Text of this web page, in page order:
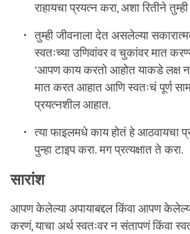
राहायचा प्रयत्न करा, अशा रितीने
तुम्ही जीवनाला देत असलेल्या
स्वतःच्या उणिवांवर व चुकांवर मात
‘आपण काय करतो आहोत याकडे लक्ष न
मात करत आहात आणि स्वतःचं पूर्ण
प्रयत्नशील आहात.
त्या फाइलमधे काय होतं हे आठवायचा
पुन्हा टाइप करा. मग प्रत्यक्षात ते करा.
सारांश
आपण केलेल्या अपायाबद्दल किंवा आपण
करणं, याचा अर्थ स्वतःवर न संतापणं किंवा